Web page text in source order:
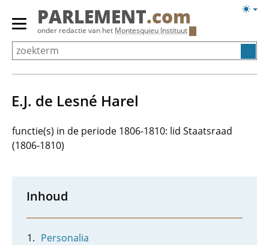
Overslaan
Primair
menu
tonen/verbergen
PARLEMENT.com
onder redactie van het Montesquieu Instituut
E.J. de Lesné Harel
functie(s) in de periode 1806-1810: lid Staatsraad
(1806-1810)
Inhoud
Personalia